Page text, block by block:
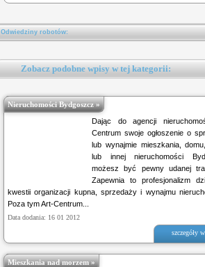
Odwiedziny robotów:
Zobacz podobne wpisy w tej kategorii:
szczegóły
Nieruchomości Bydgoszcz »
Dając do agencji
Centrum swoje ogłoszenie o
lub wynajmie mieszkania,
lub innej nieruchomości
możesz być pewny udanej
Zapewnia to profesjonalizm
kwestii organizacji kupna, sprzedaży i wynajmu
Poza tym Art-Centrum...
Data dodania: 16 01 2012
Mieszkania nad morzem »